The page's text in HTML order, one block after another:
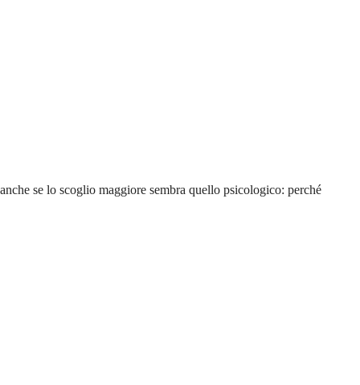
se lo scoglio maggiore sembra quello psicologico: perché